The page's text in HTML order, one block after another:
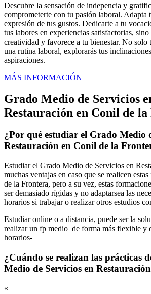
Descubre la sensación de indepencia y
comprometerte con tu pasión laboral. Adapta
expresión de tus gustos. Dedicarte a tu
tus labores en experiencias satisfactorias,
creatividad y favorece a tu bienestar. No solo
una rutina laboral, explorarás tus
aspiraciones.
MÁS INFORMACIÓN
Grado Medio de Servicios
Restauración en Conil de
¿Por qué estudiar el Grado Medio
Restauración en Conil de la
Estudiar el Grado Medio de Servicios en
muchas ventajas en caso que se realicen
de la Frontera, pero a su vez, estas
ser demasiado rígidas y no adaptarsea las
horarios si trabajar o realizar otros estudios
Estudiar online o a distancia, puede ser la
realizar un fp medio de forma más flexible y
horarios-
¿Cuándo se realizan las prácticas
Medio de Servicios en
«